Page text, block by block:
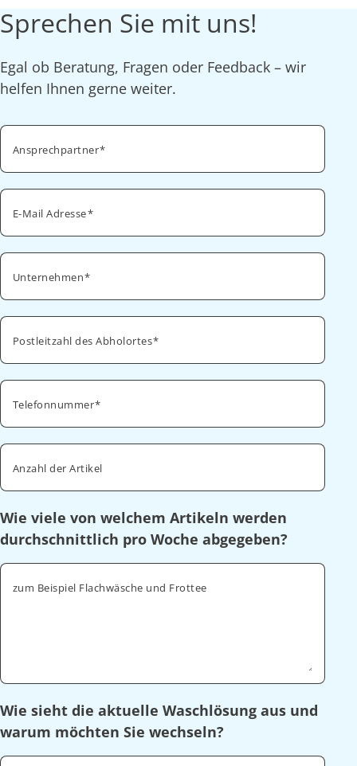
Sprechen Sie mit uns!
Egal ob Beratung, Fragen oder Feedback – wir
helfen Ihnen gerne weiter.
Ansprechpartner
E-Mail Adresse
Unternehmen
Postleitzahl des Abholortes
Telefonnummer
Anzahl der Artikel
Wie viele von welchem Artikeln werden
durchschnittlich pro Woche abgegeben?
zum Beispiel Flachwäsche und Frottee
Wie sieht die aktuelle Waschlösung aus und
warum möchten Sie wechseln?